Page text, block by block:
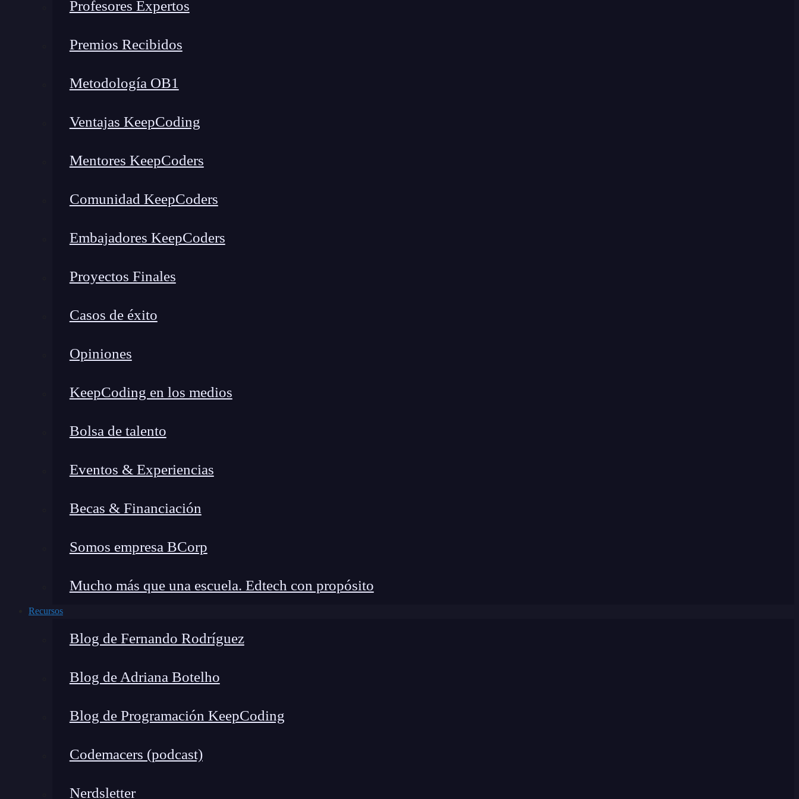
Profesores Expertos
Premios Recibidos
Metodología OB1
Ventajas KeepCoding
Mentores KeepCoders
Comunidad KeepCoders
Embajadores KeepCoders
Proyectos Finales
Casos de éxito
Opiniones
KeepCoding en los medios
Bolsa de talento
Eventos & Experiencias
Becas & Financiación
Somos empresa BCorp
Mucho más que una escuela. Edtech con propósito
Recursos
Blog de Fernando Rodríguez
Blog de Adriana Botelho
Blog de Programación KeepCoding
Codemacers (podcast)
Nerdsletter